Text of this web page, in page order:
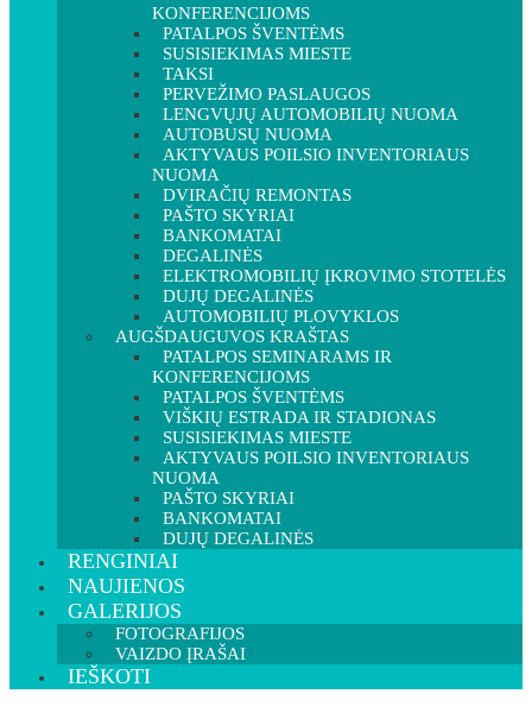
KONFERENCIJOMS
PATALPOS ŠVENTĖMS
SUSISIEKIMAS MIESTE
TAKSI
PERVEŽIMO PASLAUGOS
LENGVŲJŲ AUTOMOBILIŲ NUOMA
AUTOBUSŲ NUOMA
AKTYVAUS POILSIO INVENTORIAUS
NUOMA
DVIRAČIŲ REMONTAS
PAŠTO SKYRIAI
BANKOMATAI
DEGALINĖS
ELEKTROMOBILIŲ ĮKROVIMO STOTELĖS
DUJŲ DEGALINĖS
AUTOMOBILIŲ PLOVYKLOS
AUGŠDAUGUVOS KRAŠTAS
PATALPOS SEMINARAMS IR
KONFERENCIJOMS
PATALPOS ŠVENTĖMS
VIŠKIŲ ESTRADA IR STADIONAS
SUSISIEKIMAS MIESTE
AKTYVAUS POILSIO INVENTORIAUS
NUOMA
PAŠTO SKYRIAI
BANKOMATAI
DUJŲ DEGALINĖS
RENGINIAI
NAUJIENOS
GALERIJOS
FOTOGRAFIJOS
VAIZDO ĮRAŠAI
IEŠKOTI